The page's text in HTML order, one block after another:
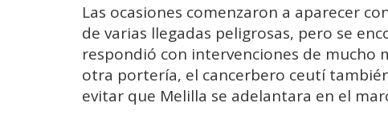
Las ocasiones comenzaron a aparecer
de varias llegadas peligrosas, pero se
respondió con intervenciones de mucho
otra portería, el cancerbero ceutí
evitar que Melilla se adelantara en el